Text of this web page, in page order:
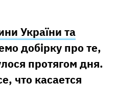
України та
добірку про те,
протягом дня.
что касается